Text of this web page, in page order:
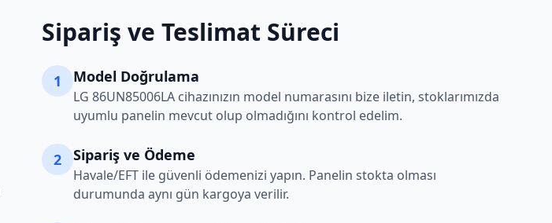
Sipariş ve Teslimat Süreci
1 Model Doğrulama
LG 86UN85006LA cihazınızın model numarasını bize iletin, stoklarımızda
uyumlu panelin mevcut olup olmadığını kontrol edelim.
2 Sipariş ve Ödeme
Havale/EFT ile güvenli ödemenizi yapın. Panelin stokta olması
durumunda aynı gün kargoya verilir.